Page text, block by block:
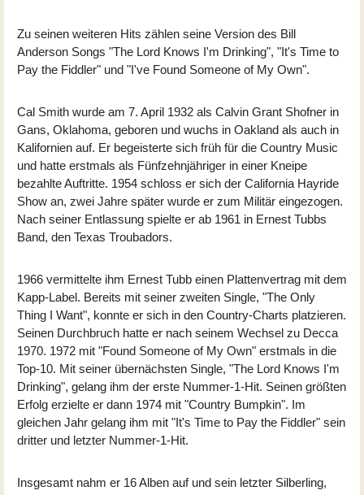
Zu seinen weiteren Hits zählen seine Version des Bill
Anderson Songs "The Lord Knows I'm Drinking", "It's Time to
Pay the Fiddler" und "I've Found Someone of My Own".
Cal Smith wurde am 7. April 1932 als Calvin Grant Shofner in
Gans, Oklahoma, geboren und wuchs in Oakland als auch in
Kalifornien auf. Er begeisterte sich früh für die Country Music
und hatte erstmals als Fünfzehnjähriger in einer Kneipe
bezahlte Auftritte. 1954 schloss er sich der California Hayride
Show an, zwei Jahre später wurde er zum Militär eingezogen.
Nach seiner Entlassung spielte er ab 1961 in Ernest Tubbs
Band, den Texas Troubadors.
1966 vermittelte ihm Ernest Tubb einen Plattenvertrag mit dem
Kapp-Label. Bereits mit seiner zweiten Single, "The Only
Thing I Want", konnte er sich in den Country-Charts platzieren.
Seinen Durchbruch hatte er nach seinem Wechsel zu Decca
1970. 1972 mit "Found Someone of My Own" erstmals in die
Top-10. Mit seiner übernächsten Single, "The Lord Knows I'm
Drinking", gelang ihm der erste Nummer-1-Hit. Seinen größten
Erfolg erzielte er dann 1974 mit "Country Bumpkin". Im
gleichen Jahr gelang ihm mit "It's Time to Pay the Fiddler" sein
dritter und letzter Nummer-1-Hit.
Insgesamt nahm er 16 Alben auf und sein letzter Silberling,